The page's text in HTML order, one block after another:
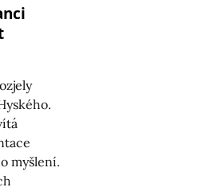
myšlení.